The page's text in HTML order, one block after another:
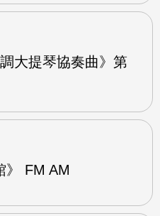
大提琴協奏曲》第
》 FM AM